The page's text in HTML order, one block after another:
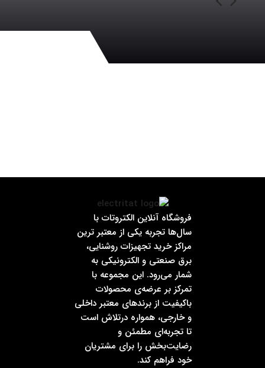
فروشگاه آنلاین الکتروتات با
سال‌ها تجربه یکی از معتبر ترین
مراکز خرید تجهیزات روشنایی،
برق صنعتی و الکترونیکی به
شمار می‌رود. این مجموعه با
تمرکز بر عرضه‌ی محصولات
باکیفیت از برندهای معتبر داخلی
و خارجی، همواره درتلاش است
تا تجربه‌ای مطمئن و
رضایت‌بخش را برای مشتریان
خود فراهم کند.